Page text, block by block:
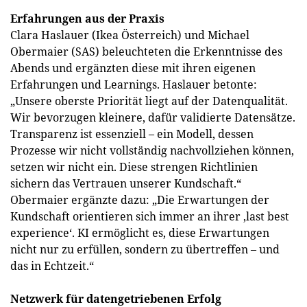
Erfahrungen aus der Praxis
Clara Haslauer (Ikea Österreich) und Michael
Obermaier (SAS) beleuchteten die Erkenntnisse des
Abends und ergänzten diese mit ihren eigenen
Erfahrungen und Learnings. Haslauer betonte:
„Unsere oberste Priorität liegt auf der Datenqualität.
Wir bevorzugen kleinere, dafür validierte Datensätze.
Transparenz ist essenziell – ein Modell, dessen
Prozesse wir nicht vollständig nachvollziehen können,
setzen wir nicht ein. Diese strengen Richtlinien
sichern das Vertrauen unserer Kundschaft.“
Obermaier ergänzte dazu: „Die Erwartungen der
Kundschaft orientieren sich immer an ihrer ‚last best
experience‘. KI ermöglicht es, diese Erwartungen
nicht nur zu erfüllen, sondern zu übertreffen – und
das in Echtzeit.“
Netzwerk für datengetriebenen Erfolg